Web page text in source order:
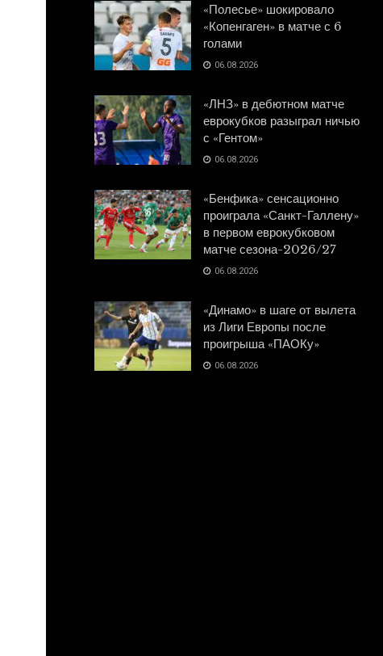
«Полесье» шокировало
«Копенгаген» в матче с 6
голами
06.08.2026
«ЛНЗ» в дебютном матче
еврокубков разыграл ничью
с «Гентом»
06.08.2026
«Бенфика» сенсационно
проиграла «Санкт-Галлену»
в первом еврокубковом
матче сезона-2026/27
06.08.2026
«Динамо» в шаге от вылета
из Лиги Европы после
проигрыша «ПАОКу»
06.08.2026